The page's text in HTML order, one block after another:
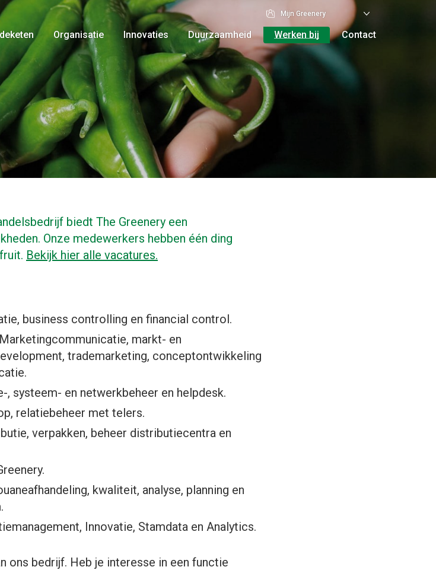
Organisatie
Bestuur
Historie
Voedselveiligheid
Certificaten
Gedragsregels
Nieuws
Innovaties Duurzaamheid Werken bij
Contact
Vestigingen
Mijn Greenery
biedt The Greenery een
Onze medewerkers hebben één ding
Bekijk hier alle vacatures.
business controlling en financial control.
markt- en
trademarketing, conceptontwikkeling
, systeem- en netwerkbeheer en helpdesk.
relatiebeheer met telers.
verpakken, beheer distributiecentra en
kwaliteit, analyse, planning en
Innovatie, Stamdata en Analytics.
ons bedrijf. Heb je interesse in een functie